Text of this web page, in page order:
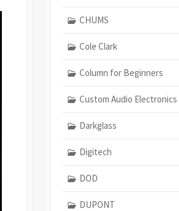
CHUMS
Cole Clark
Column for Beginners
Custom Audio Electronics
Darkglass
Digitech
DOD
DUPONT